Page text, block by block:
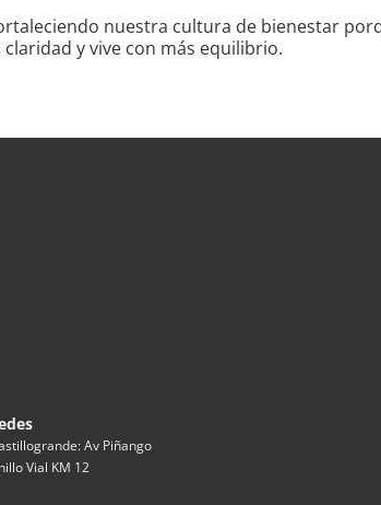
nuestra cultura de bienestar
y vive con más equilibrio.
Av Piñango
Vial KM 12